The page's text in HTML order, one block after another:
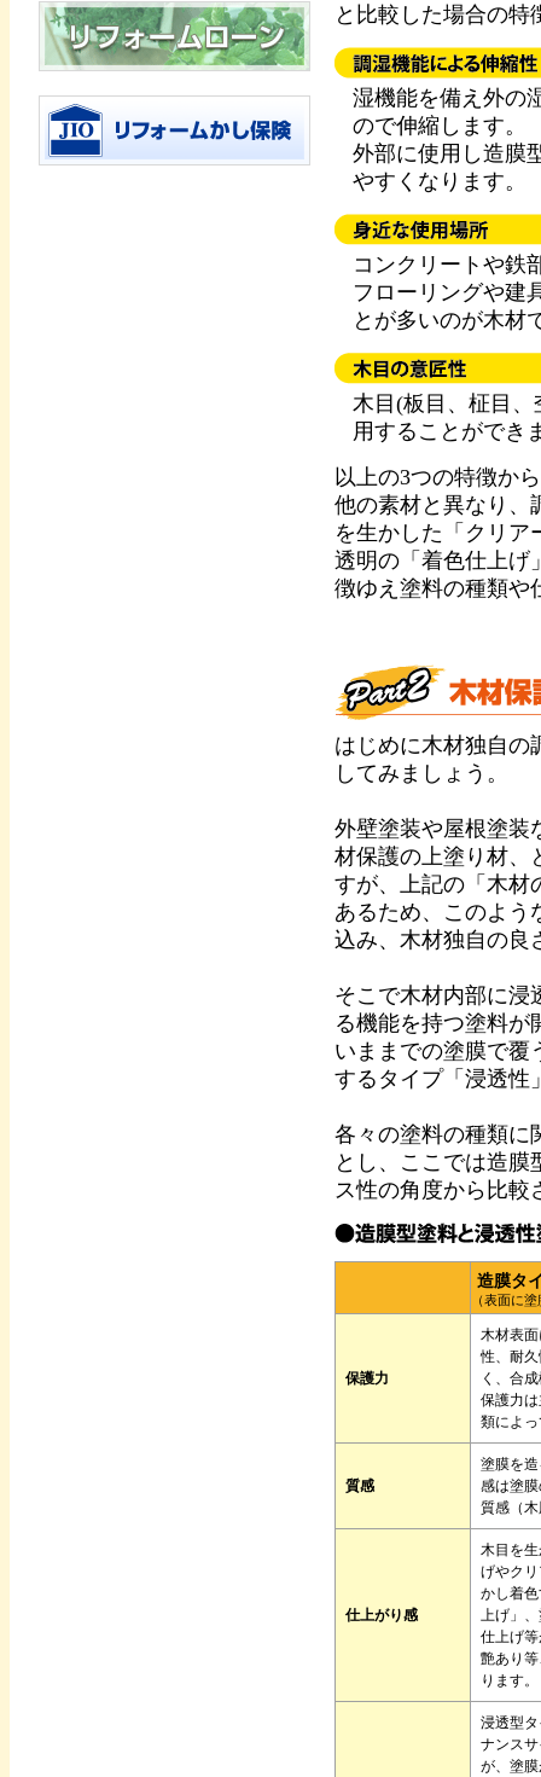
と比較した場合の特
湿機能を備え外の
ので伸縮します。
外部に使用し造膜
やすくなります。
コンクリートや鉄
フローリングや建
とが多いのが木材
木目(板目、柾目
用することができ
以上の3つの特徴から
他の素材と異なり、
を生かした「クリア
透明の「着色仕上げ
徴ゆえ塗料の種類や
はじめに木材独自の
してみましょう。
外壁塗装や屋根塗装
材保護の上塗り材、
すが、上記の「木材
あるため、このよう
込み、木材独自の良
そこで木材内部に浸
る機能を持つ塗料が
いままでの塗膜で覆
するタイプ「浸透性
各々の塗料の種類に
とし、ここでは造
ス性の角度から比較
造膜タ
（表面に
保護力
木材表
性、耐
く、合
保護力
類によ
質感
塗膜を
感は塗
質感（
仕上がり感
木目を
げやク
かし着
上げ」
仕上げ
艶あり
ります。
浸透型
ナンス
が、塗